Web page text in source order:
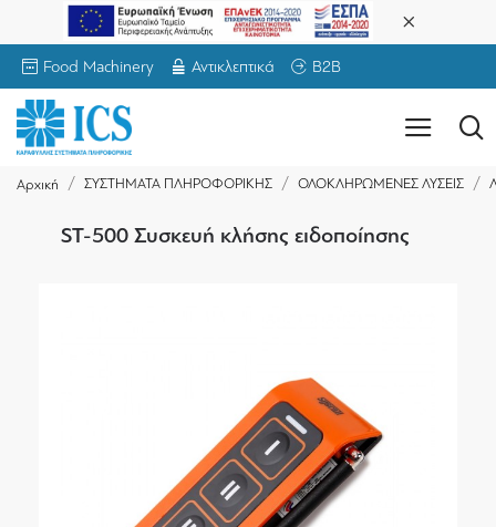
Food Machinery Αντικλεπτικά B2B
Αρχική ΣΥΣΤΗΜΑΤΑ ΠΛΗΡΟΦΟΡΙΚΗΣ ΟΛΟΚΛΗΡΩΜΕΝΕΣ ΛΥΣΕΙΣ
ST-500 Συσκευή κλήσης ειδοποίησης